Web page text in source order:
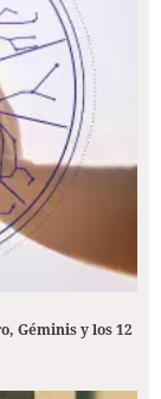
Géminis y los 12